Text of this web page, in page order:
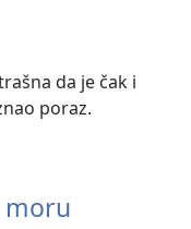
da je čak i
poraz.
moru